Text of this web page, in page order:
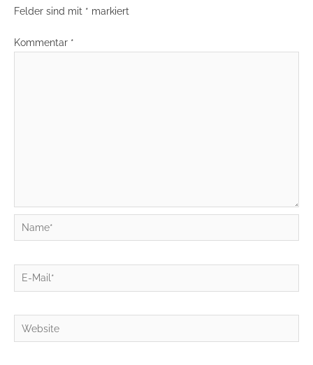
Felder sind mit * markiert
Kommentar *
Name*
E-
Mail*
Website